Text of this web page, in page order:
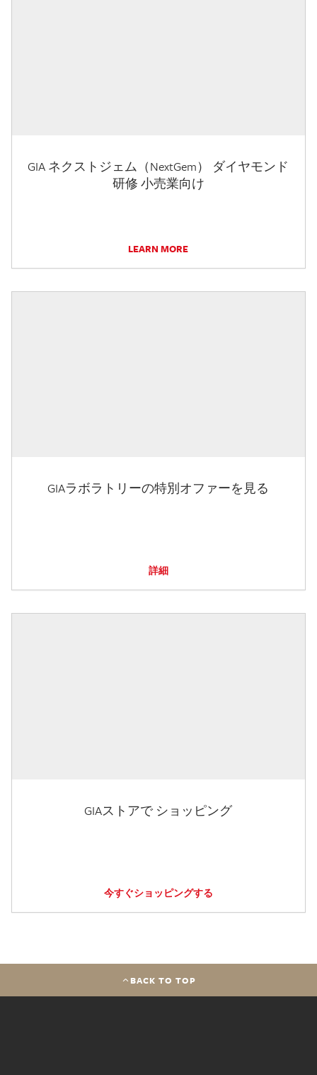
GIA ネクストジェム（NextGem） ダイヤモンド
研修 小売業向け
LEARN MORE
GIAラボラトリーの特別オファーを見る
詳細
GIAストアで ショッピング
今すぐショッピングする
BACK TO TOP